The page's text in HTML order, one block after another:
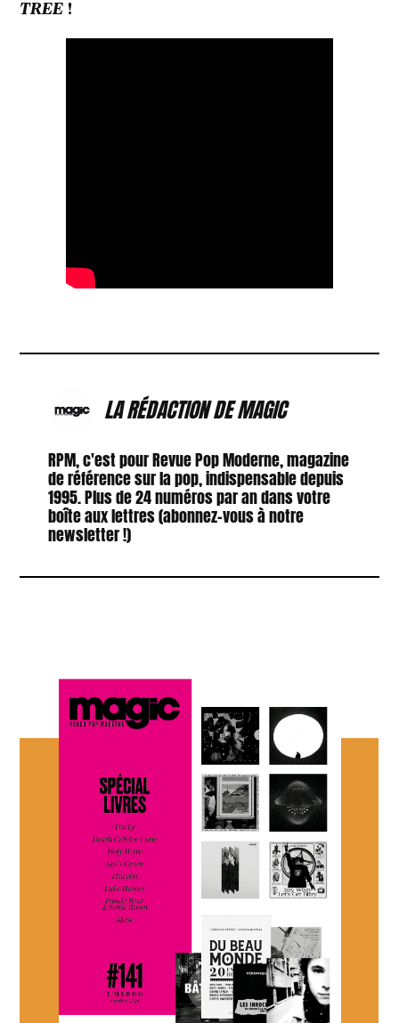
TREE !
LA RÉDACTION DE MAGIC
RPM, c'est pour Revue Pop Moderne, magazine
de référence sur la pop, indispensable depuis
1995. Plus de 24 numéros par an dans votre
boîte aux lettres (abonnez-vous à notre
newsletter !)